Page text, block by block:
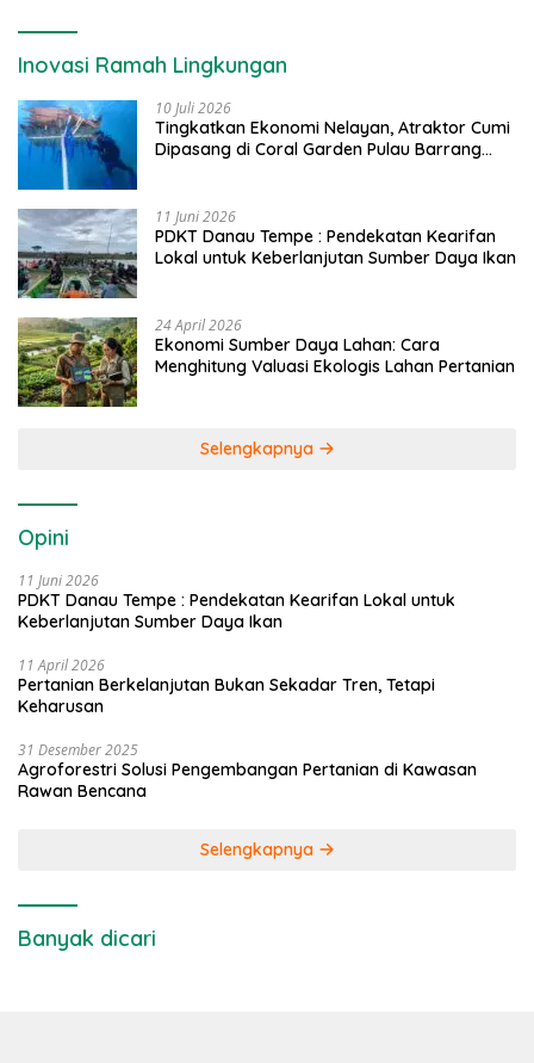
Inovasi Ramah Lingkungan
10 Juli 2026
Tingkatkan Ekonomi Nelayan, Atraktor Cumi
Dipasang di Coral Garden Pulau Barrang
11 Juni 2026
PDKT Danau Tempe : Pendekatan Kearifan
Lokal untuk Keberlanjutan Sumber Daya Ikan
24 April 2026
Ekonomi Sumber Daya Lahan: Cara
Menghitung Valuasi Ekologis Lahan Pertanian
Selengkapnya
Opini
11 Juni 2026
PDKT Danau Tempe : Pendekatan Kearifan Lokal untuk
Keberlanjutan Sumber Daya Ikan
11 April 2026
Pertanian Berkelanjutan Bukan Sekadar Tren, Tetapi
Keharusan
31 Desember 2025
Agroforestri Solusi Pengembangan Pertanian di Kawasan
Rawan Bencana
Selengkapnya
Banyak dicari